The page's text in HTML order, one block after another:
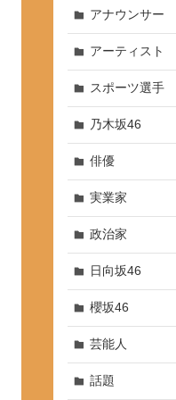
アナウンサー
アーティスト
スポーツ選手
乃木坂46
俳優
実業家
政治家
日向坂46
櫻坂46
芸能人
話題